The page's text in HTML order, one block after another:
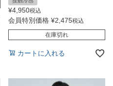
¥4,950税込
会員特別価格 ¥2,475税込
在庫切れ
カートに入れる